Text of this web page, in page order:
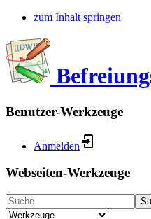
zum Inhalt springen
Benutzer-Werkzeuge
Anmelden
Webseiten-Werkzeuge